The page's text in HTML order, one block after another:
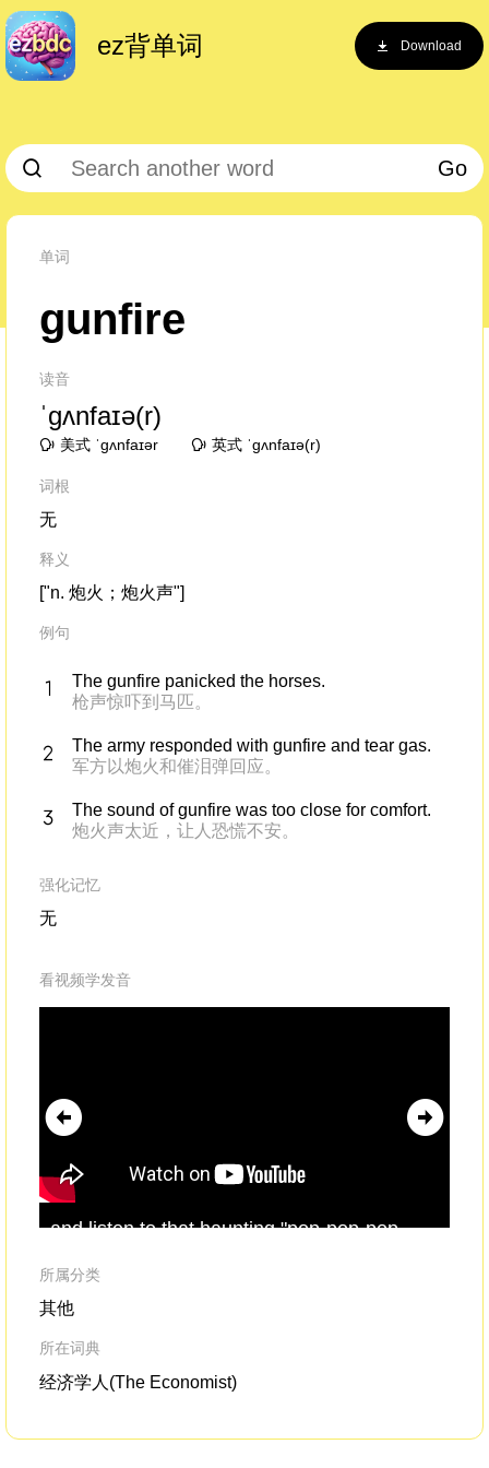
ez背单词 Download
Go
单词
gunfire
读音
ˈɡʌnfaɪə(r)
美式 ˈɡʌnfaɪər 英式 ˈɡʌnfaɪə(r)
词根
无
释义
["n. 炮火；炮火声"]
例句
The gunfire panicked the horses.
枪声惊吓到马匹。
The army responded with gunfire and tear gas.
军方以炮火和催泪弹回应。
The sound of gunfire was too close for comfort.
炮火声太近，让人恐慌不安。
强化记忆
无
看视频学发音
and listen to that haunting "pop-pop-pop-
with absolute dread
所属分类
其他
所在词典
经济学人(The Economist)